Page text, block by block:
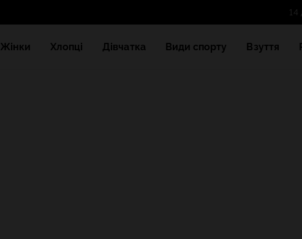
Жінки Хлопці Дівчатка Види спорту Взуття